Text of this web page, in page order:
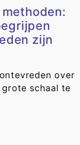
zijn
over
schaal te